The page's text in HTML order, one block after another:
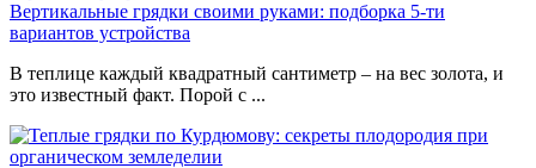
Вертикальные грядки своими руками: подборка 5-ти
вариантов устройства
В теплице каждый квадратный сантиметр – на вес золота, и
это известный факт. Порой с ...